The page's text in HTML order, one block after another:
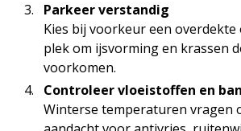
Parkeer verstandig
Kies bij voorkeur een
plek om ijsvorming en krassen
voorkomen.
Controleer vloeistoffen en
Winterse temperaturen vragen